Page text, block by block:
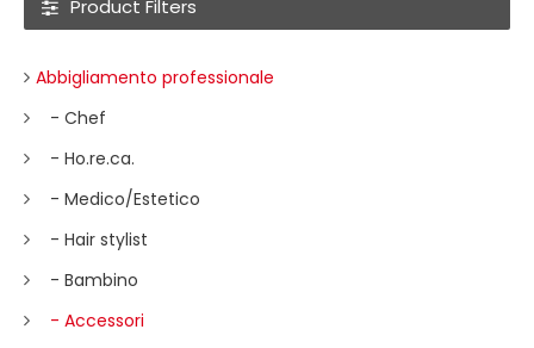
Product Filters
Abbigliamento professionale
- Chef
- Ho.re.ca.
- Medico/Estetico
- Hair stylist
- Bambino
- Accessori